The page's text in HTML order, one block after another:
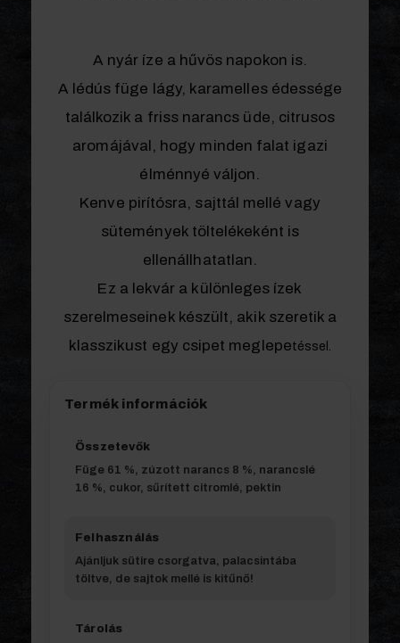
A nyár íze a hűvös napokon is.
A lédús füge lágy, karamelles édessége
találkozik a friss narancs üde, citrusos
aromájával, hogy minden falat igazi
élménnyé váljon.
Kenve pirítósra, sajttál mellé vagy
sütemények töltelékeként is
ellenállhatatlan.
Ez a lekvár a különleges ízek
szerelmeseinek készült, akik szeretik a
klasszikust egy csipet meglepetéssel.
Termék információk
Összetevők
Füge 61 %, zúzott narancs 8 %, narancslé
16 %, cukor, sűrített citromlé, pektin
Felhasználás
Ajánljuk sütire csorgatva, palacsintába
töltve, de sajtok mellé is kitűnő!
Tárolás